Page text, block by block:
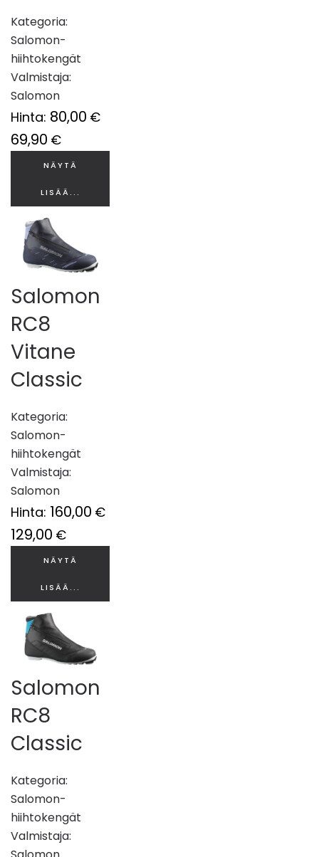
Kategoria:
Salomon-
hiihtokengät
Valmistaja:
Salomon
Hinta: 80,00 €
69,90 €
NÄYTÄ
LISÄÄ...
Salomon
RC8
Vitane
Classic
Kategoria:
Salomon-
hiihtokengät
Valmistaja:
Salomon
Hinta: 160,00 €
129,00 €
NÄYTÄ
LISÄÄ...
Salomon
RC8
Classic
Kategoria:
Salomon-
hiihtokengät
Valmistaja: